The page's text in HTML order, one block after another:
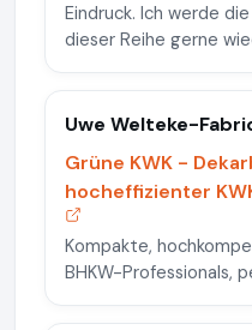
Eindruck. Ich werde
dieser Reihe gerne
Uwe Welteke-
Grüne KWK -
hocheffizienter
Kompakte,
BHKW-Professionals,